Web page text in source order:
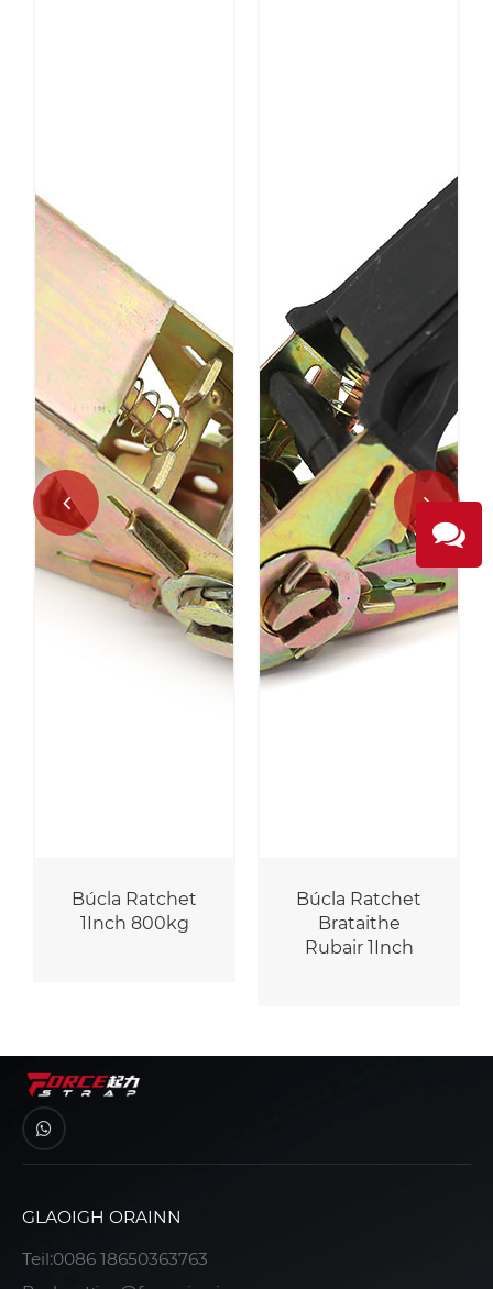
Búcla Ratchet
1Inch 800kg
Búcla Ratchet
Brataithe
Rubair 1Inch
GLAOIGH ORAINN
Teil:0086 18650363763